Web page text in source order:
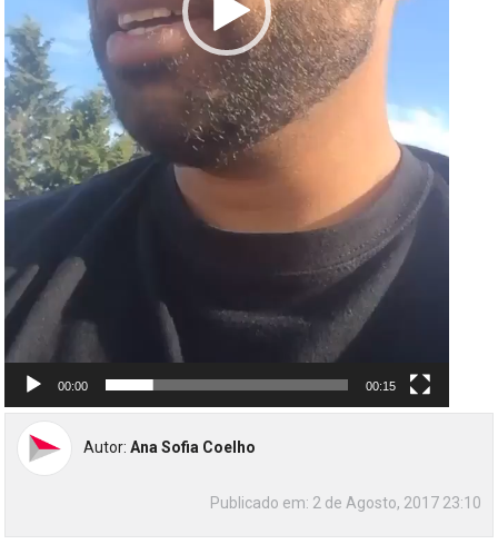
00:00 00:15
Autor:Ana Sofia Coelho
Publicado em: 2 de Agosto, 2017 23:10